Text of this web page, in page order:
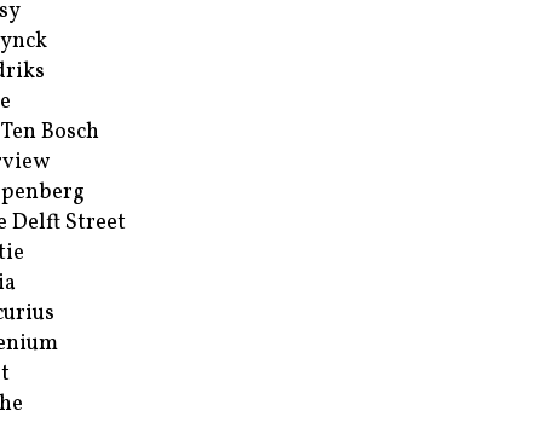
Bosch
Delft Street